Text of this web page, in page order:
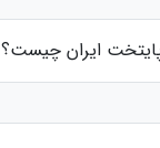
پایتخت ایران چیست؟